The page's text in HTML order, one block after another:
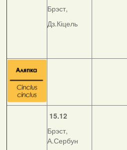
Брэст,
Дз.Кіцель
15.12
Брэст,
А.Сербун